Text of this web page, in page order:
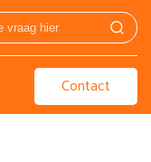
Contact